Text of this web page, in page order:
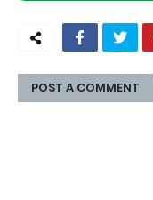
POST A COMMENT